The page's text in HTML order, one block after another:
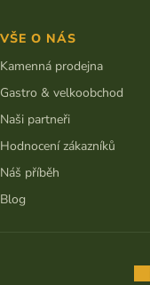
VŠE O NÁS
Kamenná prodejna
Gastro & velkoobchod
Naši partneři
Hodnocení zákazníků
Náš příběh
Blog